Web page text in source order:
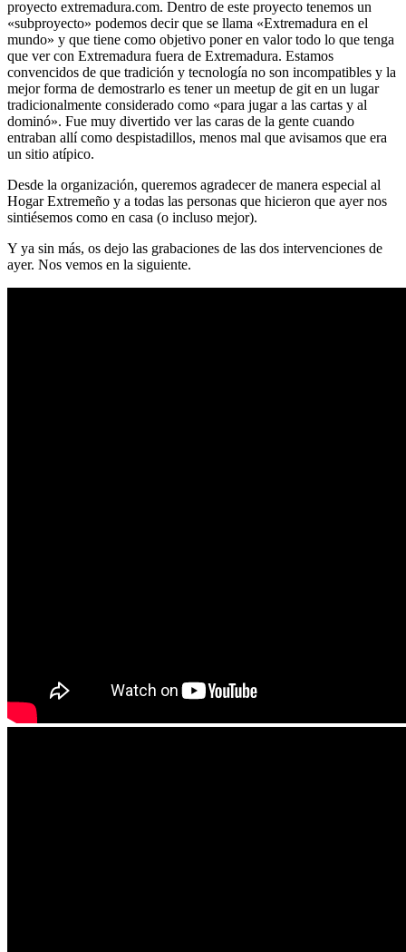
proyecto extremadura.com. Dentro de este proyecto tenemos un
«subproyecto» podemos decir que se llama «Extremadura en el
mundo» y que tiene como objetivo poner en valor todo lo que tenga
que ver con Extremadura fuera de Extremadura. Estamos
convencidos de que tradición y tecnología no son incompatibles y la
mejor forma de demostrarlo es tener un meetup de git en un lugar
tradicionalmente considerado como «para jugar a las cartas y al
dominó». Fue muy divertido ver las caras de la gente cuando
entraban allí como despistadillos, menos mal que avisamos que era
un sitio atípico.
Desde la organización, queremos agradecer de manera especial al
Hogar Extremeño y a todas las personas que hicieron que ayer nos
sintiésemos como en casa (o incluso mejor).
Y ya sin más, os dejo las grabaciones de las dos intervenciones de
ayer. Nos vemos en la siguiente.